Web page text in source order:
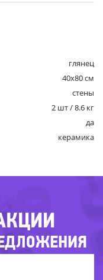
глянец
40x80 см
стены
2 шт / 8.6 кг
да
керамика
--